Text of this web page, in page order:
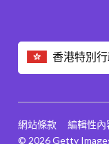
香港特別
© 2026 Getty
網站條款 編輯性內